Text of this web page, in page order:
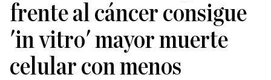
frente al cáncer consigue
'in vitro' mayor muerte
celular con menos